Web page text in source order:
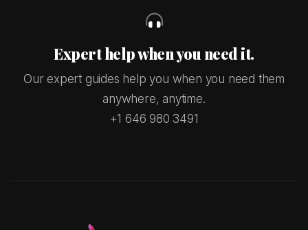
Expert help when you need it.
Our expert guides help you when you need them
anywhere, anytime.
+1 646 980 3491